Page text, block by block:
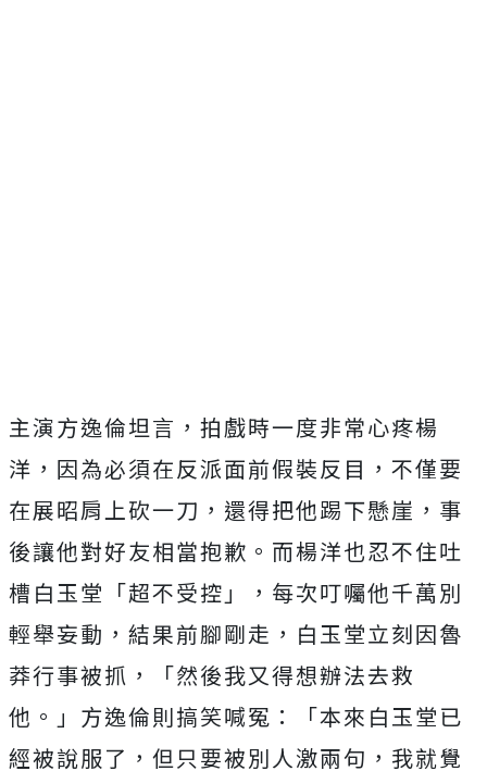
主演方逸倫坦言，拍戲時一度非常心疼楊
洋， 因為必須在反派面前假裝反目，不僅要
在展昭肩上砍一刀， 還得把他踢下懸崖，事
後讓他對好友相當抱歉。 而楊洋也忍不住吐
槽白玉堂「超不受控」， 每次叮囑他千萬別
輕舉妄動，結果前腳剛走， 白玉堂立刻因魯
莽行事被抓，「然後我又得想辦法去救
他。」 方逸倫則搞笑喊冤：「本來白玉堂已
經被說服了， 但只要被別人激兩句，我就覺